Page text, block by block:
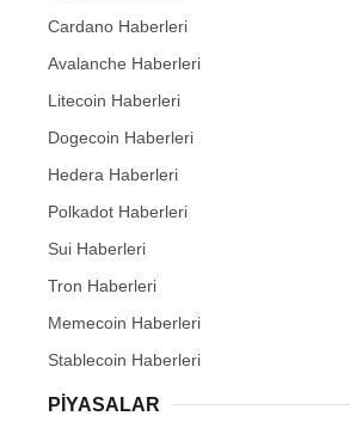
Cardano Haberleri
Avalanche Haberleri
Litecoin Haberleri
Dogecoin Haberleri
Hedera Haberleri
Polkadot Haberleri
Sui Haberleri
Tron Haberleri
Memecoin Haberleri
Stablecoin Haberleri
PIYASALAR